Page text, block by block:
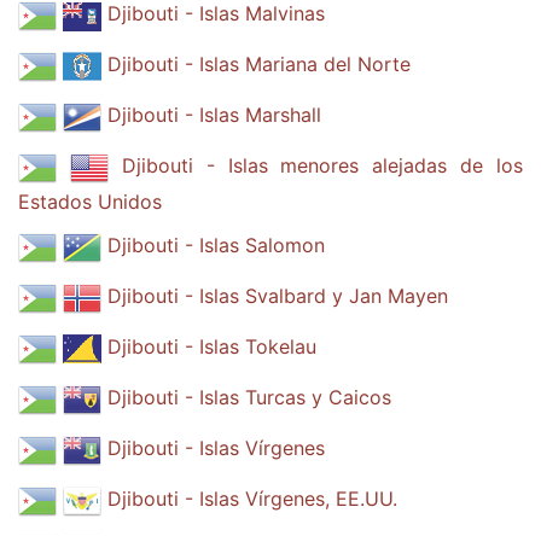
Djibouti - Islas Malvinas
Djibouti - Islas Mariana del Norte
Djibouti - Islas Marshall
Djibouti - Islas menores alejadas de los
Estados Unidos
Djibouti - Islas Salomon
Djibouti - Islas Svalbard y Jan Mayen
Djibouti - Islas Tokelau
Djibouti - Islas Turcas y Caicos
Djibouti - Islas Vírgenes
Djibouti - Islas Vírgenes, EE.UU.